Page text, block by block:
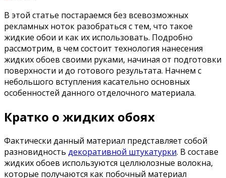
В этой статье постараемся без всевозможных
рекламных ноток разобраться с тем, что такое
жидкие обои и как их использовать. Подробно
рассмотрим, в чем состоит технология нанесения
жидких обоев своими руками, начиная от подготовки
поверхности и до готового результата. Начнем с
небольшого вступления касательно основных
особенностей данного отделочного материала.
Кратко о жидких обоях
Фактически данный материал представляет собой
разновидность декоративной штукатурки. В составе
жидких обоев используются целлюлозные волокна,
которые получаются как побочный материал